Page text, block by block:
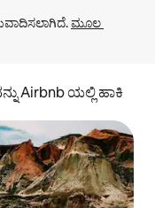
ಮೂಲ
Airbnb ಯಲ್ಲಿ ಹಾಕಿ